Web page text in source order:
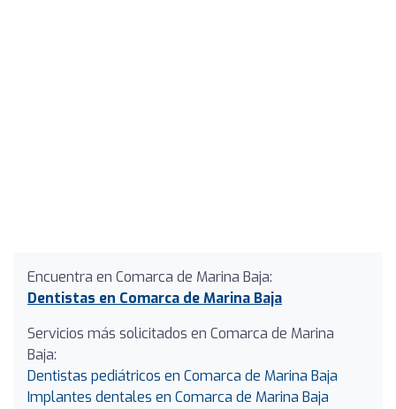
Encuentra en Comarca de Marina Baja:
Dentistas en Comarca de Marina Baja
Servicios más solicitados en Comarca de Marina
Baja:
Dentistas pediátricos en Comarca de Marina Baja
Implantes dentales en Comarca de Marina Baja